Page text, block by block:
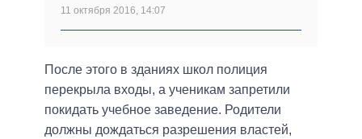
11 октября 2016, 14:07
После этого в зданиях школ полиция
перекрыла входы, а ученикам запретили
покидать учебное заведение. Родители
должны дождаться разрешения властей,